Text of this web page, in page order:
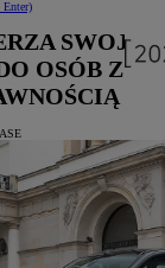
Enter)
SWOJĄ
OSÓB Z